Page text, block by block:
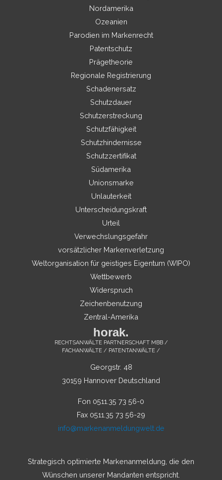
Nordamerika
Ozeanien
Parodien im Markenrecht
Patentschutz
Prägetheorie
Regionale Registrierung
Schadenersatz
Schutzdauer
Schutzerstreckung
Schutzfähigkeit
Schutzhindernisse
Schutzzertifikat
Südamerika
Unionsmarke
Unlauterkeit
Unterscheidungskraft
Urteil
Verwechslungsgefahr
vorsätzlicher Markenverletzung
Weltorganisation für geistiges Eigentum (WIPO)
Wettbewerb
Widerspruch
Zeichenbenutzung
Zentral-Amerika
horak.
RECHTSANWÄLTE PARTNERSCHAFT MBB /
FACHANWÄLTE / PATENTANWÄLTE /
Georgstr. 48
30159 Hannover Deutschland
Fon 0511.35 73 56-0
Fax 0511.35 73 56-29
info@markenanmeldungwelt.de
Strategisch optimierte Markenanmeldung, die den
Wünschen unserer Mandanten entspricht.